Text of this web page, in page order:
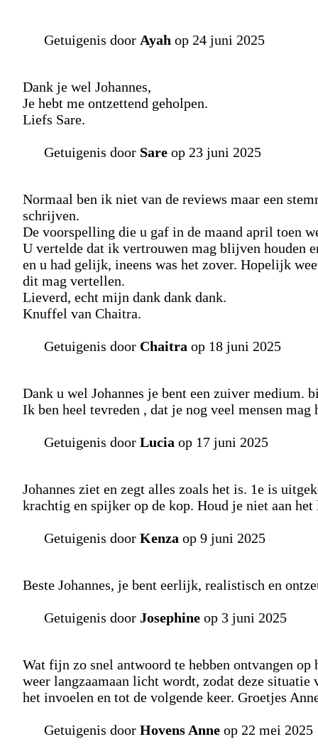
Getuigenis door Ayah op 24 juni 2025
Dank je wel Johannes,
Je hebt me ontzettend geholpen.
Liefs Sare.
Getuigenis door Sare op 23 juni 2025
Normaal ben ik niet van de reviews maar een
schrijven.
De voorspelling die u gaf in de maand april toen
U vertelde dat ik vertrouwen mag blijven houden
en u had gelijk, ineens was het zover. Hopelijk
dit mag vertellen.
Lieverd, echt mijn dank dank dank.
Knuffel van Chaitra.
Getuigenis door Chaitra op 18 juni 2025
Dank u wel Johannes je bent een zuiver medium.
Ik ben heel tevreden , dat je nog veel mensen
Getuigenis door Lucia op 17 juni 2025
Johannes ziet en zegt alles zoals het is. 1e is
krachtig en spijker op de kop. Houd je niet aan
Getuigenis door Kenza op 9 juni 2025
Beste Johannes, je bent eerlijk, realistisch en
Getuigenis door Josephine op 3 juni 2025
Wat fijn zo snel antwoord te hebben ontvangen
weer langzaamaan licht wordt, zodat deze
het invoelen en tot de volgende keer. Groetjes
Getuigenis door Hovens Anne op 22 mei 2025